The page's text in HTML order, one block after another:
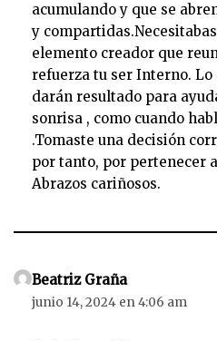
acumulando y que se
y
elemento creador que
refuerza tu ser Interno.
darán resultado para
sonrisa , como cuando
.Tomaste una decisión
por tanto, por pertenecer
Abrazos cariñosos.
Beatriz Graña
junio 14, 2024 en 4:06 am